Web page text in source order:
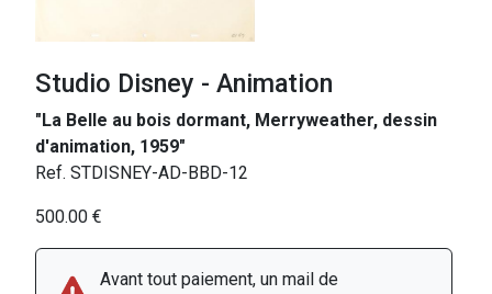
Studio Disney - Animation
"La Belle au bois dormant, Merryweather, dessin
d'animation, 1959"
Ref. STDISNEY-AD-BBD-12
500.00 €
Avant tout paiement, un mail de